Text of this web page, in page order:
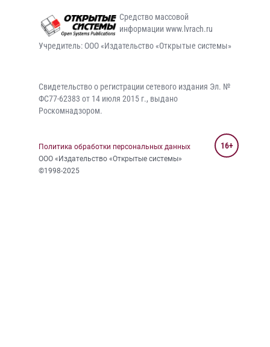
Средство массовой
информации www.lvrach.ru
Учредитель: ООО «Издательство «Открытые системы»
Свидетельство о регистрации сетевого издания Эл. №
ФС77-62383 от 14 июля 2015 г., выдано
Роскомнадзором.
Политика обработки персональных данных
ООО «Издательство «Открытые системы»
©1998-2025
16+